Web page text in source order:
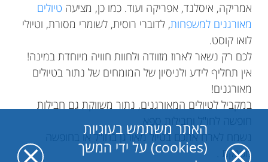
אמריקה, איסלנד, אפריקה ועוד. כמו כן, מציעה טיולים
מאורגנים למשפחות, לדוברי רוסית, לשומרי מסורת, וטיולי
לואו קוסט.
לכם רק נשאר לארוז מזוודה ולחוות חוויה מיוחדת במינה!
אין תחליף לידע ולניסיון של המומחים של נתור בטיולים
מאורגנים!
במקביל לטיולים המאורגנים, נתור משווקת גם חבילות
חופשה לחו"ל וחבילות ספא.
נשמח לארח אתכם בטיול מאורגן בחו"ל או בחופשה
מפנקת .
האתר משתמש בעוגיות
(cookies) על ידי המשך